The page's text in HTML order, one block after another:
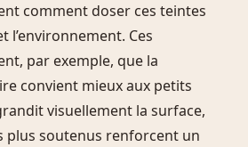
comment doser ces teintes
l’environnement. Ces
par exemple, que la
convient mieux aux petits
visuellement la surface,
plus soutenus renforcent un